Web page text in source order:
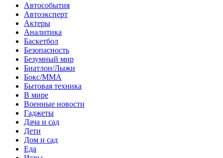
Автособытия
Автоэксперт
Актеры
Аналитика
Баскетбол
Безопасность
Безумный мир
Биатлон/Лыжи
Бокс/MMA
Бытовая техника
В мире
Военные новости
Гаджеты
Дача и сад
Дети
Дом и сад
Еда